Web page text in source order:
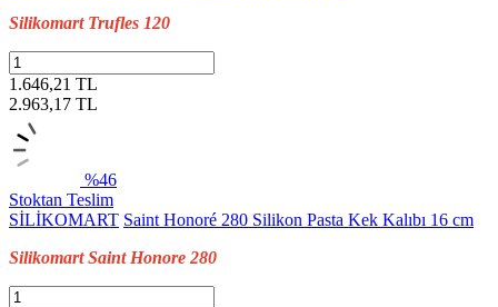
Silikomart Trufles 120
1.646,21 TL
2.963,17 TL
%46
Stoktan Teslim
SİLİKOMART Saint Honoré 280 Silikon Pasta Kek Kalıbı 16 cm
Silikomart Saint Honore 280